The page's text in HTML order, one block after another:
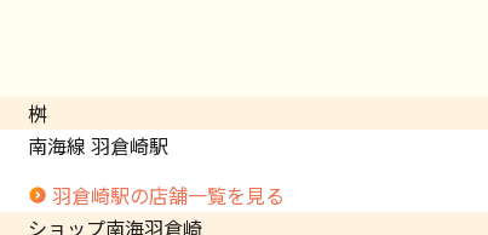
桝
南海線 羽倉崎駅
羽倉崎駅の店舗一覧を見る
ショップ南海羽倉崎